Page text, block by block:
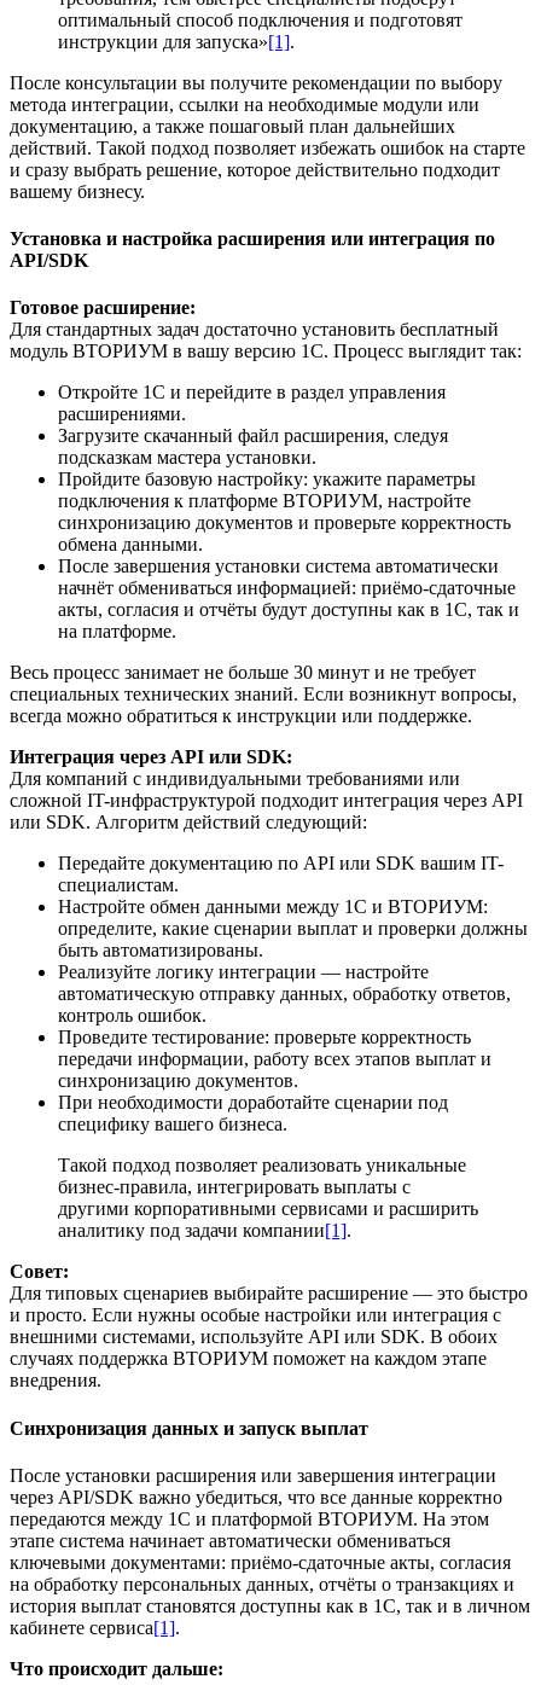
оптимальный способ подключения и подготовят
инструкции для запуска»[1].
После консультации вы получите рекомендации по выбору
метода интеграции, ссылки на необходимые модули или
документацию, а также пошаговый план дальнейших
действий. Такой подход позволяет избежать ошибок на старте
и сразу выбрать решение, которое действительно подходит
вашему бизнесу.
Установка и настройка расширения или интеграция по
API/SDK
Готовое расширение:
Для стандартных задач достаточно установить бесплатный
модуль ВТОРИУМ в вашу версию 1С. Процесс выглядит так:
Откройте 1С и перейдите в раздел управления
расширениями.
Загрузите скачанный файл расширения, следуя
подсказкам мастера установки.
Пройдите базовую настройку: укажите параметры
подключения к платформе ВТОРИУМ, настройте
синхронизацию документов и проверьте корректность
обмена данными.
После завершения установки система автоматически
начнёт обмениваться информацией: приёмо-сдаточные
акты, согласия и отчёты будут доступны как в 1С, так и
на платформе.
Весь процесс занимает не больше 30 минут и не требует
специальных технических знаний. Если возникнут вопросы,
всегда можно обратиться к инструкции или поддержке.
Интеграция через API или SDK:
Для компаний с индивидуальными требованиями или
сложной IT-инфраструктурой подходит интеграция через API
или SDK. Алгоритм действий следующий:
Передайте документацию по API или SDK вашим IT-
специалистам.
Настройте обмен данными между 1С и ВТОРИУМ:
определите, какие сценарии выплат и проверки должны
быть автоматизированы.
Реализуйте логику интеграции — настройте
автоматическую отправку данных, обработку ответов,
контроль ошибок.
Проведите тестирование: проверьте корректность
передачи информации, работу всех этапов выплат и
синхронизацию документов.
При необходимости доработайте сценарии под
специфику вашего бизнеса.
Такой подход позволяет реализовать уникальные
бизнес-правила, интегрировать выплаты с
другими корпоративными сервисами и расширить
аналитику под задачи компании[1].
Совет:
Для типовых сценариев выбирайте расширение — это быстро
и просто. Если нужны особые настройки или интеграция с
внешними системами, используйте API или SDK. В обоих
случаях поддержка ВТОРИУМ поможет на каждом этапе
внедрения.
Синхронизация данных и запуск выплат
После установки расширения или завершения интеграции
через API/SDK важно убедиться, что все данные корректно
передаются между 1С и платформой ВТОРИУМ. На этом
этапе система начинает автоматически обмениваться
ключевыми документами: приёмо-сдаточные акты, согласия
на обработку персональных данных, отчёты о транзакциях и
история выплат становятся доступны как в 1С, так и в личном
кабинете сервиса[1].
Что происходит дальше: